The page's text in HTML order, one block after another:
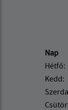
Nap
Hétfő:
Kedd: